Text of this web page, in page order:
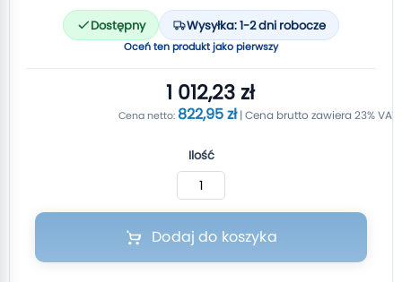
Dostępny Wysyłka: 1-2 dni robocze
Oceń ten produkt jako pierwszy
1 012,23 zł
822,95 zł
Ilość
Dodaj do koszyka